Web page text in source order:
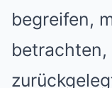
begreifen,
betrachten,